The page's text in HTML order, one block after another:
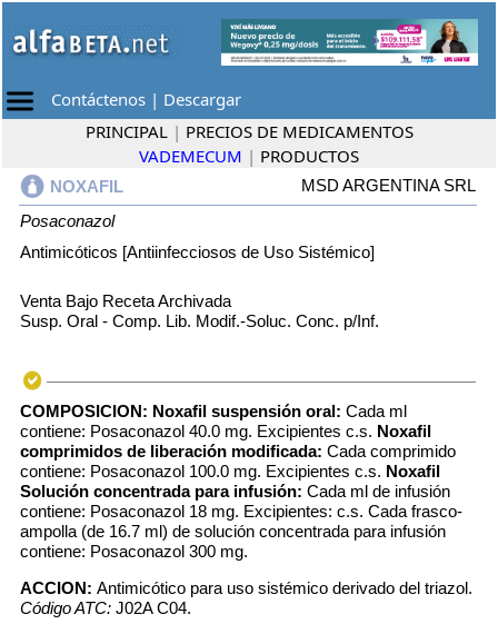
Contáctenos | Descargar
PRINCIPAL | PRECIOS DE MEDICAMENTOS
VADEMECUM | PRODUCTOS
NOXAFIL
MSD ARGENTINA SRL
Posaconazol
Antimicóticos [Antiinfecciosos de Uso Sistémico]
Venta Bajo Receta Archivada
Susp. Oral - Comp. Lib. Modif.-Soluc. Conc. p/Inf.
COMPOSICION: Noxafil suspensión oral: Cada ml
contiene: Posaconazol 40.0 mg. Excipientes c.s. Noxafil
comprimidos de liberación modificada: Cada comprimido
contiene: Posaconazol 100.0 mg. Excipientes c.s. Noxafil
Solución concentrada para infusión: Cada ml de infusión
contiene: Posaconazol 18 mg. Excipientes: c.s. Cada frasco-
ampolla (de 16.7 ml) de solución concentrada para infusión
contiene: Posaconazol 300 mg.
ACCION: Antimicótico para uso sistémico derivado del triazol.
Código ATC: J02A C04.